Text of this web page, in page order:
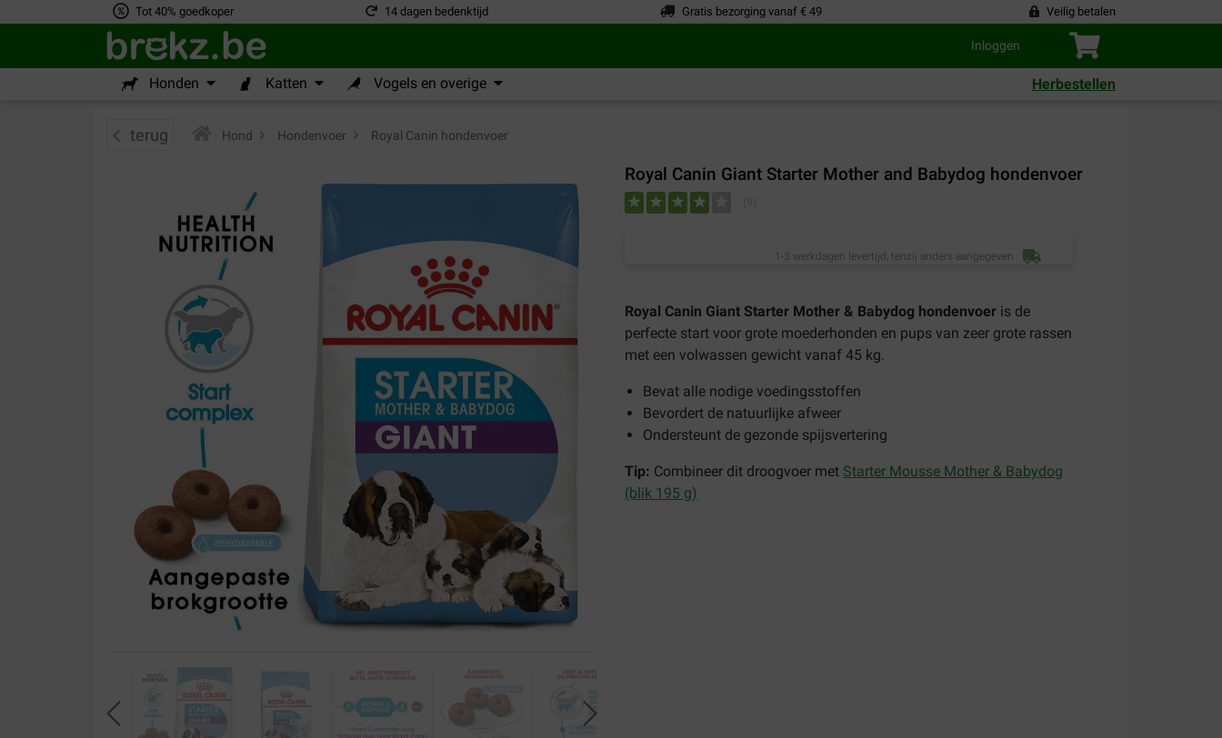
Tot 40% goedkoper 14 dagen bedenktijd Gratis bezorging vanaf € 49 Veilig betalen
Inloggen
Honden Katten Vogels en overige Herbestellen
terug Hond Hondenvoer Royal Canin hondenvoer
Royal Canin Giant Starter Mother and Babydog hondenvoer
1-3 werkdagen levertijd, tenzij anders aangegeven
Royal Canin Giant Starter Mother & Babydog hondenvoer is de
perfecte start voor grote moederhonden en pups van zeer grote rassen
met een volwassen gewicht vanaf 45 kg.
Bevat alle nodige voedingsstoffen
Bevordert de natuurlijke afweer
Ondersteunt de gezonde spijsvertering
Tip: Combineer dit droogvoer met Starter Mousse Mother & Babydog
(blik 195 g)